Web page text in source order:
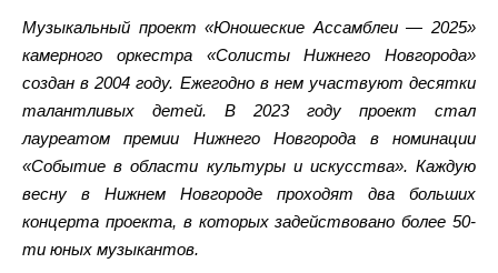
Музыкальный проект «Юношеские Ассамблеи — 2025»
камерного оркестра «Солисты Нижнего Новгорода»
создан в 2004 году. Ежегодно в нем участвуют десятки
талантливых детей. В 2023 году проект стал
лауреатом премии Нижнего Новгорода в номинации
«Событие в области культуры и искусства». Каждую
весну в Нижнем Новгороде проходят два больших
концерта проекта, в которых задействовано более 50-
ти юных музыкантов.